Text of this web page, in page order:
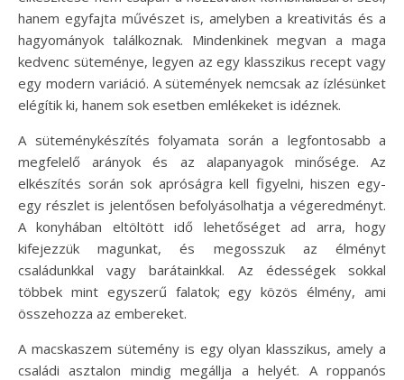
hanem egyfajta művészet is, amelyben a kreativitás és a
hagyományok találkoznak. Mindenkinek megvan a maga
kedvenc süteménye, legyen az egy klasszikus recept vagy
egy modern variáció. A sütemények nemcsak az ízlésünket
elégítik ki, hanem sok esetben emlékeket is idéznek.
A süteménykészítés folyamata során a legfontosabb a
megfelelő arányok és az alapanyagok minősége. Az
elkészítés során sok apróságra kell figyelni, hiszen egy-
egy részlet is jelentősen befolyásolhatja a végeredményt.
A konyhában eltöltött idő lehetőséget ad arra, hogy
kifejezzük magunkat, és megosszuk az élményt
családunkkal vagy barátainkkal. Az édességek sokkal
többek mint egyszerű falatok; egy közös élmény, ami
összehozza az embereket.
A macskaszem sütemény is egy olyan klasszikus, amely a
családi asztalon mindig megállja a helyét. A roppanós